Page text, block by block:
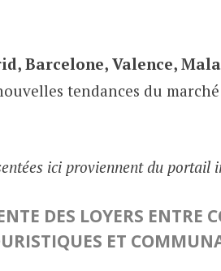
Barcelone, Valence,
tendances du
ici proviennent du portail
DES LOYERS ENTRE
ET